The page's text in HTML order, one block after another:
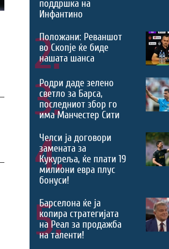
поддршка на
Инфантино
2.
Положани: Реваншот
во Скопје ќе биде
нашата шанса
3.
Родри даде зелено
светло за Барса,
последниот збор го
има Манчестер Сити
4.
Челси ја договори
замената за
Кукуреља, ќе плати 19
милиони евра плус
бонуси!
5.
Барселона ќе ја
копира стратегијата
на Реал за продажба
на таленти!